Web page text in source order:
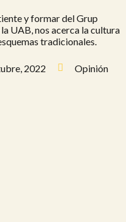
y formar del Grup
UAB, nos acerca la cultura
tradicionales.
2022 Opinión